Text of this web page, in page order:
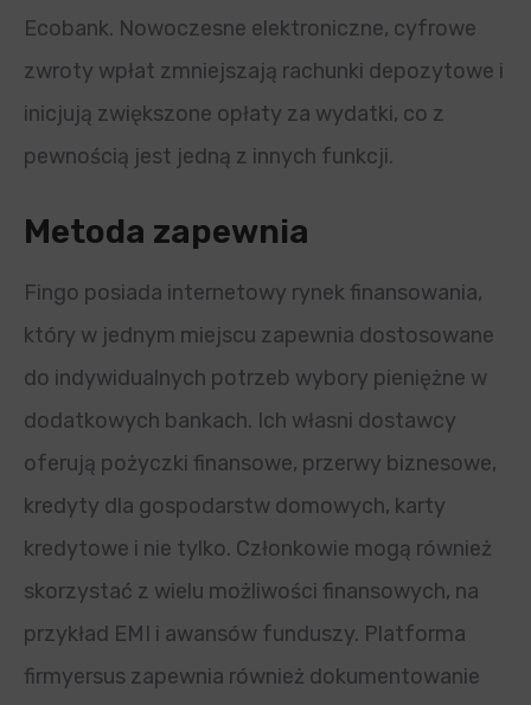
Ecobank. Nowoczesne elektroniczne, cyfrowe
zwroty wpłat zmniejszają rachunki depozytowe i
inicjują zwiększone opłaty za wydatki, co z
pewnością jest jedną z innych funkcji.
Metoda zapewnia
Fingo posiada internetowy rynek finansowania,
który w jednym miejscu zapewnia dostosowane
do indywidualnych potrzeb wybory pieniężne w
dodatkowych bankach. Ich własni dostawcy
oferują pożyczki finansowe, przerwy biznesowe,
kredyty dla gospodarstw domowych, karty
kredytowe i nie tylko. Członkowie mogą również
skorzystać z wielu możliwości finansowych, na
przykład EMI i awansów funduszy. Platforma
firmyersus zapewnia również dokumentowanie